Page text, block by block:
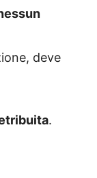
deve
.